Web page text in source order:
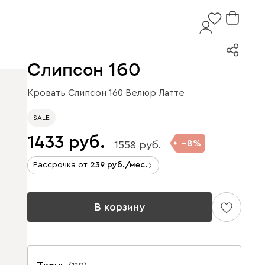
Слипсон 160
Кровать Слипсон 160 Велюр Латте
SALE
1433 1558 8
Рассрочка от 239 /мес.
В корзину